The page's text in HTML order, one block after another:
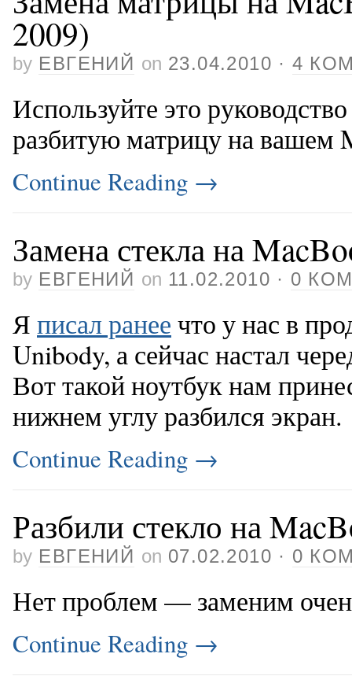
2009)
by ЕВГЕНИЙ on 23.04.2010 ·4
Используйте это
разбитую матрицу на вашем
Continue Reading →
Замена стекла на
by ЕВГЕНИЙ on 11.02.2010 · 0
Яписал ранеечто у нас в
Unibody, а сейчас настал
Вот такой ноутбук нам
нижнем углу разбился экран.
Continue Reading →
Разбили стекло на
by ЕВГЕНИЙ on 07.02.2010 · 0
Нет проблем — заменим
Continue Reading →